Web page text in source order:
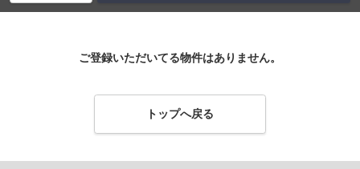
ご登録いただいてる物件はありません。
トップへ戻る